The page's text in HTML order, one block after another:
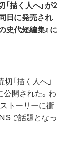
描く人へ」が2
日に発売され
史代短編集』に
「描く人へ」
公開された。わ
トーリーに衝
で話題となっ